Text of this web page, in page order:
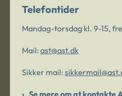
Telefontider
Mandag-torsdag kl. 9-15,
Mail: ast@ast.dk
Sikker mail: